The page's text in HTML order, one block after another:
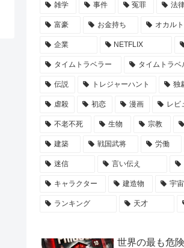
雑学 事件 冤罪 法
富豪 お金持ち オカルト
企業 NETFLIX
タイムトラベラー タイムトラベ
伝説 トレジャーハント 独
虐殺 初恋 漫画 レビ
不老不死 生物 宗教
建築 戦国武将 労働
迷信 言い伝え
キャラクター 建造物 宇宙
ランキング 天才
世界の最も危